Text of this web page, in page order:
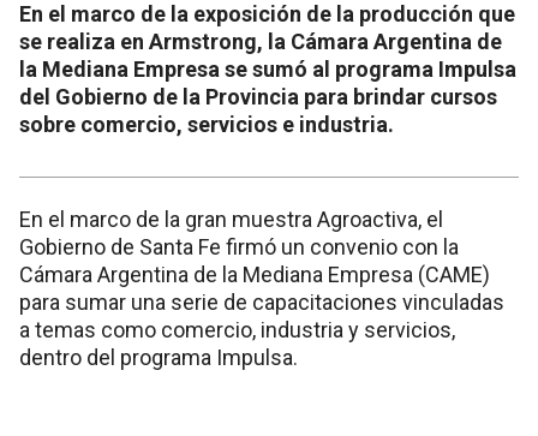
En el marco de la exposición de la producción que
se realiza en Armstrong, la Cámara Argentina de
la Mediana Empresa se sumó al programa Impulsa
del Gobierno de la Provincia para brindar cursos
sobre comercio, servicios e industria.
En el marco de la gran muestra Agroactiva, el
Gobierno de Santa Fe firmó un convenio con la
Cámara Argentina de la Mediana Empresa (CAME)
para sumar una serie de capacitaciones vinculadas
a temas como comercio, industria y servicios,
dentro del programa Impulsa.